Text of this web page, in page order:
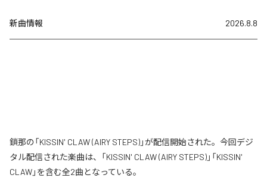
新曲情報 2026.8.8
鎖那の「KISSIN' CLAW (AIRY STEPS)」が配信開始された。今回デジ
タル配信された楽曲は、「KISSIN' CLAW (AIRY STEPS)」「KISSIN'
CLAW」を含む全2曲となっている。